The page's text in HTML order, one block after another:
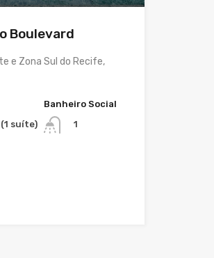
Boulevard
e Zona Sul do Recife,
suíte)
Banheiro Social
1